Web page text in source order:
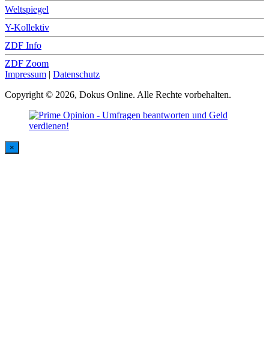
Weltspiegel
Y-Kollektiv
ZDF Info
ZDF Zoom
Impressum | Datenschutz
Copyright © 2026, Dokus Online. Alle Rechte vorbehalten.
×